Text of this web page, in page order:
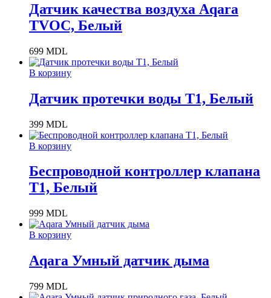
Датчик качества воздуха Aqara
TVOC, Белый
699 MDL
В корзину
Датчик протечки воды T1, Белый
399 MDL
В корзину
Беспроводной контроллер клапана
T1, Белый
999 MDL
В корзину
Aqara Умный датчик дыма
799 MDL